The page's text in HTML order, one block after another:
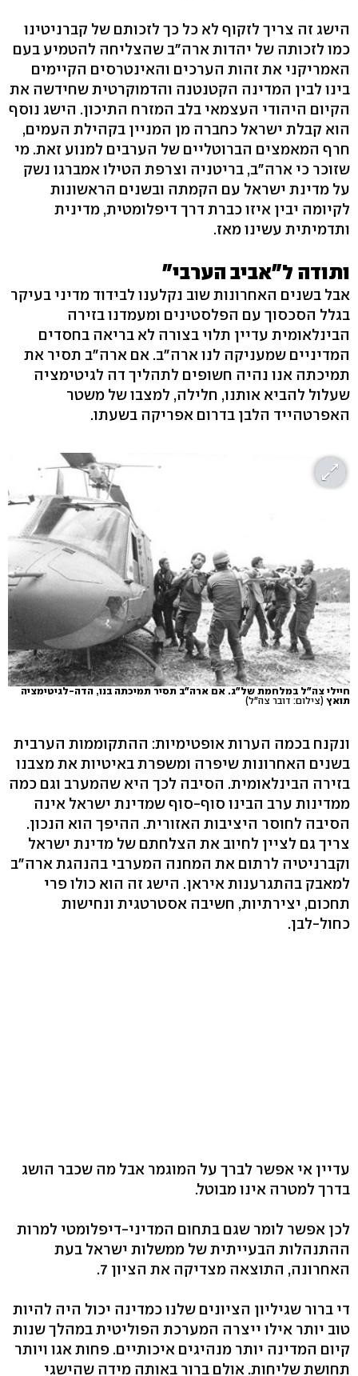
הישג זה צריך לזקוף לא כל כך לזכותם של קברניטינו
כמו לזכותה של יהדות ארה"ב שהצליחה להטמיע בעם
האמריקני את זהות הערכים והאינטרסים הקיימים
בינו לבין המדינה הקטנטנה והדמוקרטית שחידשה את
הקיום היהודי העצמאי בלב המזרח התיכון. הישג נוסף
הוא קבלת ישראל כחברה מן המניין בקהילת העמים,
חרף המאמצים הברוטליים של הערבים למנוע זאת. מי
שזוכר כי ארה"ב, בריטניה וצרפת הטילו אמברגו נשק
על מדינת ישראל עם הקמתה ובשנים הראשונות
לקיומה יבין איזו כברת דרך דיפלומטית, מדינית
ותדמיתית עשינו מאז.
ותודה ל"אביב הערבי"
אבל בשנים האחרונות שוב נקלענו לבידוד מדיני בעיקר
בגלל הסכסוך עם הפלסטינים ומעמדנו בזירה
הבינלאומית עדיין תלוי בצורה לא בריאה בחסדים
המדיניים שמעניקה לנו ארה"ב. אם ארה"ב תסיר את
תמיכתה אנו נהיה חשופים לתהליך דה לגיטימציה
שעלול להביא אותנו, חלילה, למצבו של משטר
האפרטהייד הלבן בדרום אפריקה בשעתו.
חיילי צה"ל במלחמת של"ג. אם ארה"ב תסיר תמיכתה בנו, הדה-לגיטימציה
תואץ (צילום: דובר צה"ל)
ונקנח בכמה הערות אופטימיות: ההתקוממות הערבית
בשנים האחרונות שיפרה ומשפרת באיטיות את מצבנו
בזירה הבינלאומית. הסיבה לכך היא שהמערב וגם כמה
ממדינות ערב הבינו סוף-סוף שמדינת ישראל אינה
הסיבה לחוסר היציבות האזורית. ההיפך הוא הנכון.
צריך גם לציין לחיוב את הצלחתם של מדינת ישראל
וקברניטיה לרתום את המחנה המערבי בהנהגת ארה"ב
למאבק בהתגרענות איראן. הישג זה הוא כולו פרי
תחכום, יצירתיות, חשיבה אסטרטגית ונחישות
כחול-לבן.
עדיין אי אפשר לברך על המוגמר אבל מה שכבר הושג
בדרך למטרה אינו מבוטל.
לכן אפשר לומר שגם בתחום המדיני-דיפלומטי למרות
ההתנהלות הבעייתית של ממשלות ישראל בעת
האחרונה, התוצאה מצדיקה את הציון 7.
די ברור שגיליון הציונים שלנו כמדינה יכול היה להיות
טוב יותר אילו ייצרה המערכת הפוליטית במהלך שנות
קיום המדינה יותר מנהיגים איכותיים. פחות אגו ויותר
תחושת שליחות. אולם ברור באותה מידה שהישגי